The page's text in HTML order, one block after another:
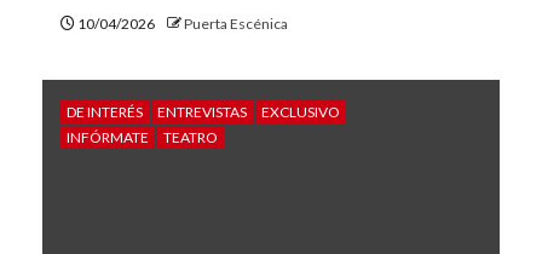
10/04/2026 Puerta Escénica
DE INTERÉS ENTREVISTAS
EXCLUSIVO
INFÓRMATE
TEATRO